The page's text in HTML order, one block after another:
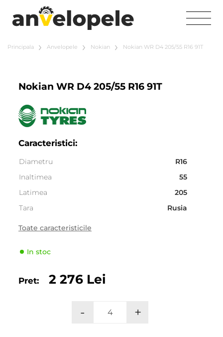
Principala Anvelopele Nokian Nokian WR D4 205/55 R16 91T
Nokian WR D4 205/55 R16 91T
Caracteristici:
Diametru
R16
Inaltimea
55
Latimea
205
Tara
Rusia
Sezonalitate
Producator
Indicele de sarcină
Toate caracteristicile
In stoc
Pret: 2 276 Lei
- +